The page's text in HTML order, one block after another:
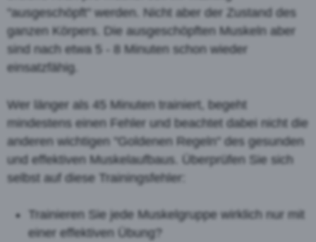
"ausgeschöpft" werden. Nicht aber der Zustand des
ganzen Körpers. Die ausgeschöpften Muskeln aber
sind nach etwa 5 - 8 Minuten schon wieder
einsatzfähig.
Wer länger als 45 Minuten trainiert, begeht
mindestens einen Fehler und beachtet dabei nicht die
anderen wichtigen "Goldenen Regeln" des gesunden
und effektiven Muskelaufbaus. Überprüfen Sie sich
selbst auf diese Trainingsfehler:
Trainieren Sie jede Muskelgruppe wirklich nur mit
einer effektiven Übung?